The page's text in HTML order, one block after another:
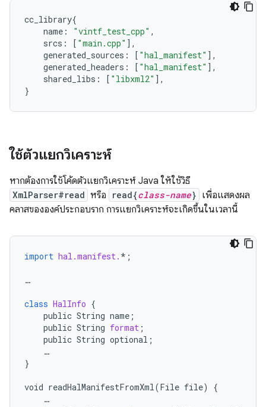
cc_library{
name : "vintf_test_cpp" ,
srcs : [ "main.cpp" ],
generated_sources : [ "hal_manifest" ],
generated_headers : [ "hal_manifest" ],
shared_libs : [ "libxml2" ],
}
ใช้ตัวแยกวิเคราะห์
หากต้องการใช้โค้ดตัวแยกวิเคราะห์ Java ให้ใช้วิธี
XmlParser#read หรือ read{class-name} เพื่อแสดงผล
คลาสขององค์ประกอบราก การแยกวิเคราะห์จะเกิดขึ้นในเวลานี้
import hal.manifest. * ;
…
class HalInfo {
public String name ;
public String format ;
public String optional ;
…
}
void readHalManifestFromXml(File file)
{
…